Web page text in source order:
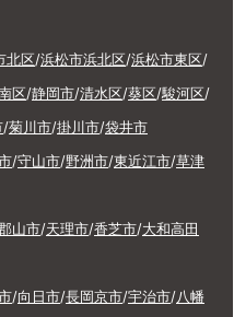
北区/浜松市浜北区/浜松市東区/
区/静岡市/清水区/葵区/駿河区/
/菊川市/掛川市/袋井市
/守山市/野洲市/東近江市/草津
山市/天理市/香芝市/大和高田
/向日市/長岡京市/宇治市/八幡